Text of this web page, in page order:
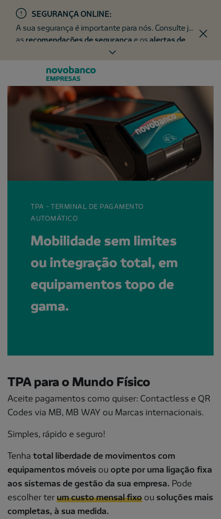
SEGURANÇA ONLINE:
A sua segurança é importante para nós. Consulte já
as recomendações de segurança e os alertas de
TPA - TERMINAL DE PAGAMENTO
AUTOMÁTICO
Mobilidade sem limites
ou integração total, em
equipamentos topo de
gama.
TPA para o Mundo Físico
Aceite pagamentos como quiser: Contactless e QR
Codes via MB, MB WAY ou Marcas internacionais. ​
Simples, rápido e seguro!
Tenha total liberdade de movimentos com
equipamentos móveis ou opte por uma ligação fixa
aos sistemas de gestão da sua empresa. Pode
escolher terum custo mensal fixo ou soluções mais
completas, à sua medida.